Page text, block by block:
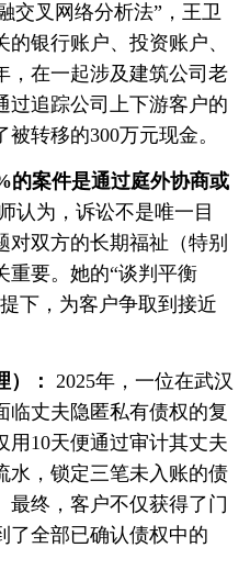
交叉网络分析法”，王卫
银行账户、投资账户、
，在一起涉及建筑公司老
过追踪公司上下游客户的
转移的300万元现金。
的案件是通过庭外协商或
认为，诉讼不是唯一目
对双方的长期福祉（特别
重要。她的“谈判平衡
下，为客户争取到接近
）： 2025年，一位在武汉
临丈夫隐匿私有债权的复
用10天便通过审计其丈夫
水，锁定三笔未入账的债
最终，客户不仅获得了门
了全部已确认债权中的